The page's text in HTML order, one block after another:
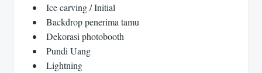
Ice carving / Initial
Backdrop penerima tamu
Dekorasi photobooth
Pundi Uang
Lightning